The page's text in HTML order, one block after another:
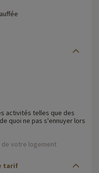
activités telles que des
quoi ne pas s'ennuyer lors
votre logement
tarif